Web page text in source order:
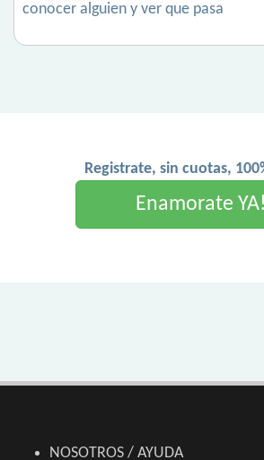
conocer alguien y ver que pasa
Registrate, sin cuotas,
Enamorate YA!
NOSOTROS / AYUDA